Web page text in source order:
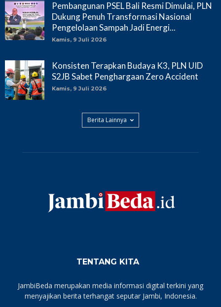
Pembangunan PSEL Bali Resmi Dimulai, PLN
Dukung Penuh Transformasi Nasional
Pengelolaan Sampah Jadi Energi...
Kamis, 9 Juli 2026
Konsisten Terapkan Budaya K3, PLN UID
S2JB Sabet Penghargaan Zero Accident
Kamis, 9 Juli 2026
Berita Lainnya
TENTANG KITA
JambiBeda merupakan media informasi digital terkini yang
menyajikan berita terhangat seputar Jambi, Indonesia.